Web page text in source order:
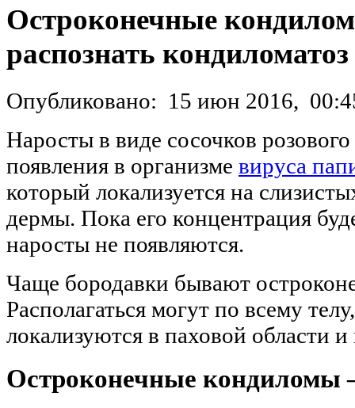
Остроконечные
распознать кондиломатоз
Опубликовано: 15 июн 2016,
Наросты в виде сосочков
появления в организме вируса
который локализуется на
дермы. Пока его концентрация
наросты не появляются.
Чаще бородавки бывают
Располагаться могут по всему
локализуются в паховой области
Остроконечные кондиломы